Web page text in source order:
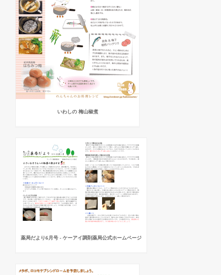
いわしの 梅山椒煮
薬局だより6月号 - ケーアイ調剤薬局公式ホームページ